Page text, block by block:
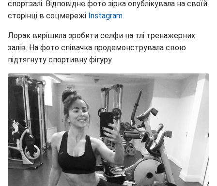
спортзалі. Відповідне фото зірка опублікувала на своїй
сторінці в соцмережі Instagram.
Лорак вирішила зробити селфи на тлі тренажерних
залів. На фото співачка продемонструвала свою
підтягнуту спортивну фігуру.